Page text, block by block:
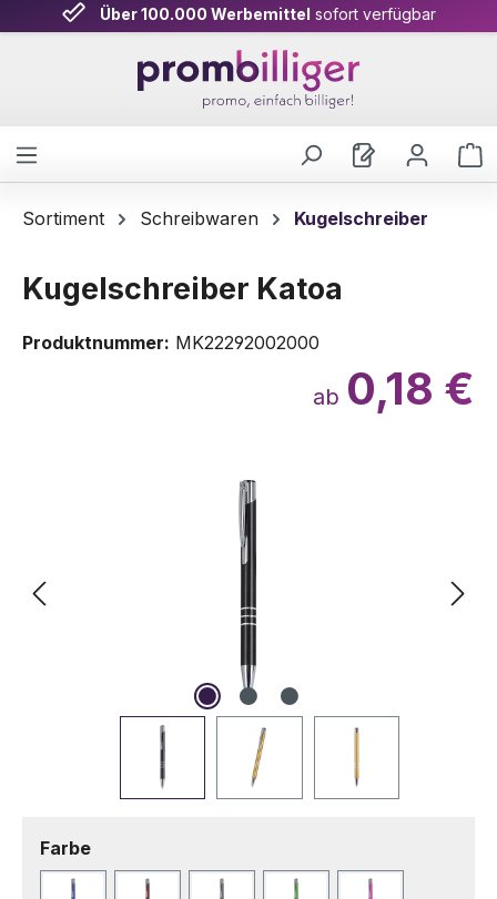
Zum Hauptinhalt springen
Über 100.000 Werbemittel sofort verfügbar
Sortiment Schreibwaren Kugelschreiber
Kugelschreiber Katoa
Produktnummer: MK22292002000
ab 0,18 €
Farbeauswählen